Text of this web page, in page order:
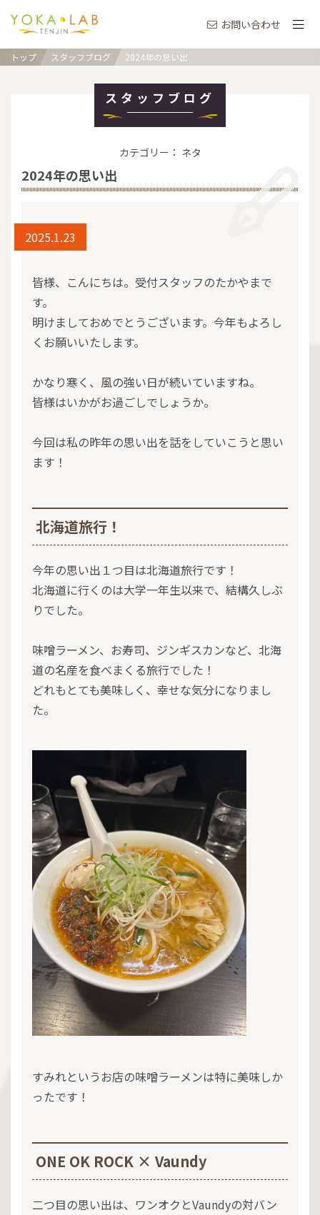
お問い合わせ
トップ スタッフブログ 2024年の思い出
スタッフブログ
カテゴリー： ネタ
2024年の思い出
2025.1.23
皆様、こんにちは。受付スタッフのたかやまで
す。
明けましておめでとうございます。今年もよろし
くお願いいたします。
かなり寒く、風の強い日が続いていますね。
皆様はいかがお過ごしでしょうか。
今回は私の昨年の思い出を話をしていこうと思い
ます！
北海道旅行！
今年の思い出１つ目は北海道旅行です！
北海道に行くのは大学一年生以来で、結構久しぶ
りでした。
味噌ラーメン、お寿司、ジンギスカンなど、北海
道の名産を食べまくる旅行でした！
どれもとても美味しく、幸せな気分になりまし
た。
すみれというお店の味噌ラーメンは特に美味しか
ったです！
ONE OK ROCK × Vaundy
二つ目の思い出は、ワンオクとVaundyの対バン